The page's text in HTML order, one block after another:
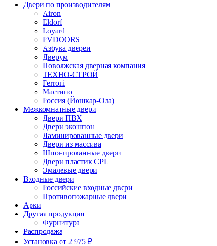
Двери по производителям
Airon
Eldorf
Loyard
PVDOORS
Азбука дверей
Дверум
Поволжская дверная компания
ТЕХНО-СТРОЙ
Ferroni
Мастино
Россия (Йошкар-Ола)
Межкомнатные двери
Двери ПВХ
Двери экошпон
Ламинированные двери
Двери из массива
Шпонированные двери
Двери пластик CPL
Эмалевые двери
Входные двери
Российские входные двери
Противопожарные двери
Арки
Другая продукция
Фурнитура
Распродажа
Установка от 2 975 ₽